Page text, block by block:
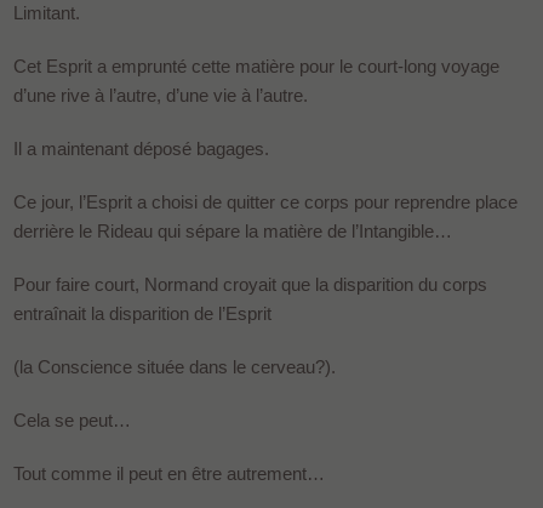
Limitant.
Cet Esprit a emprunté cette matière pour le court-long voyage
d’une rive à l’autre, d’une vie à l’autre.
Il a maintenant déposé bagages.
Ce jour, l’Esprit a choisi de quitter ce corps pour reprendre place
derrière le Rideau qui sépare la matière de l’Intangible…
Pour faire court, Normand croyait que la disparition du corps
entraînait la disparition de l’Esprit
(la Conscience située dans le cerveau?).
Cela se peut…
Tout comme il peut en être autrement…